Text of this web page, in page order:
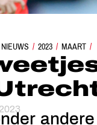
NIEUWS 2023 MAART
10 WEETJES OVER